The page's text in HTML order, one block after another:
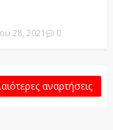
28, 2021 0
αναρτήσεις